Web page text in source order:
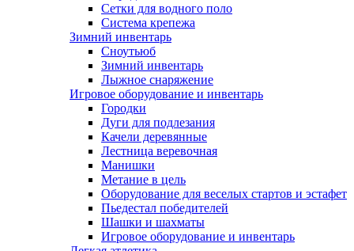
Сетки для водного поло
Система крепежа
Зимний инвентарь
Сноутьюб
Зимний инвентарь
Лыжное снаряжение
Игровое оборудование и инвентарь
Городки
Дуги для подлезания
Качели деревянные
Лестница веревочная
Манишки
Метание в цель
Оборудование для веселых стартов и эстафет
Пьедестал победителей
Шашки и шахматы
Игровое оборудование и инвентарь